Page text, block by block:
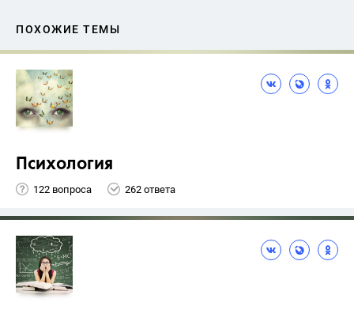
ПОХОЖИЕ ТЕМЫ
Психология
122 вопроса 262 ответа